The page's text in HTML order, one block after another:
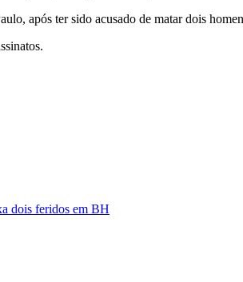
após ter sido acusado de matar dois
dois feridos em BH